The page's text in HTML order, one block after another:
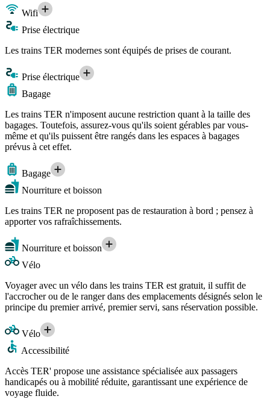
Wifi
Prise électrique
Les trains TER modernes sont équipés de prises de courant.
Prise électrique
Bagage
Les trains TER n'imposent aucune restriction quant à la taille des
bagages. Toutefois, assurez-vous qu'ils soient gérables par vous-
même et qu'ils puissent être rangés dans les espaces à bagages
prévus à cet effet.
Bagage
Nourriture et boisson
Les trains TER ne proposent pas de restauration à bord ; pensez à
apporter vos rafraîchissements.
Nourriture et boisson
Vélo
Voyager avec un vélo dans les trains TER est gratuit, il suffit de
l'accrocher ou de le ranger dans des emplacements désignés selon le
principe du premier arrivé, premier servi, sans réservation possible.
Vélo
Accessibilité
Accès TER' propose une assistance spécialisée aux passagers
handicapés ou à mobilité réduite, garantissant une expérience de
voyage fluide.